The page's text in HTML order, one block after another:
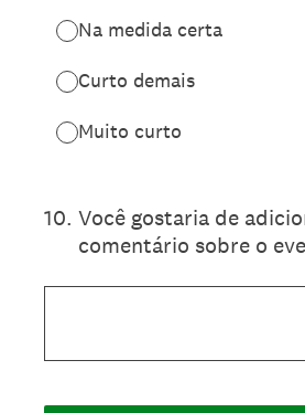
Na medida certa
Curto demais
Muito curto
10. Você gostaria de
comentário sobre o